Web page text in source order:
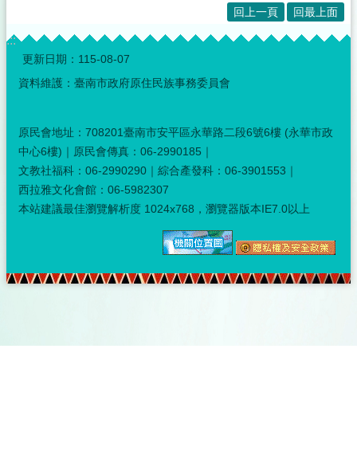
回上一頁 回最上面
:::
更新日期： 115-08-07
資料維護：臺南市政府原住民族事務委員會
原民會地址：708201臺南市安平區永華路二段6號6樓 (永華市政
中心6樓)｜原民會傳真：06-2990185｜
文教社福科：06-2990290｜綜合產發科：06-3901553｜
西拉雅文化會館：06-5982307
本站建議最佳瀏覽解析度 1024x768，瀏覽器版本IE7.0以上